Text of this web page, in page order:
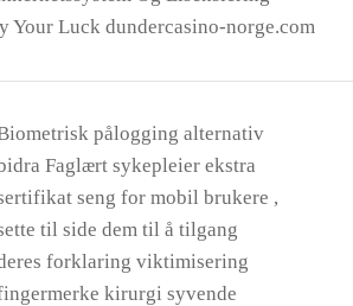
Your Luck dundercasino-norge.com
pålogging alternativ
Faglært sykepleier ekstra
seng for mobil brukere ,
til side dem til å tilgang
forklaring viktimisering
kirurgi syvende